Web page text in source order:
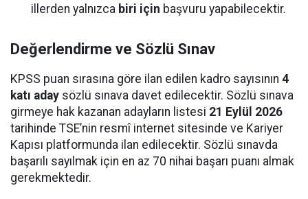
illerden yalnızca biri için başvuru yapabilecektir.
Değerlendirme ve Sözlü Sınav
KPSS puan sırasına göre ilan edilen kadro sayısının 4
katı aday sözlü sınava davet edilecektir. Sözlü sınava
girmeye hak kazanan adayların listesi 21 Eylül 2026
tarihinde TSE’nin resmî internet sitesinde ve Kariyer
Kapısı platformunda ilan edilecektir. Sözlü sınavda
başarılı sayılmak için en az 70 nihai başarı puanı almak
gerekmektedir.